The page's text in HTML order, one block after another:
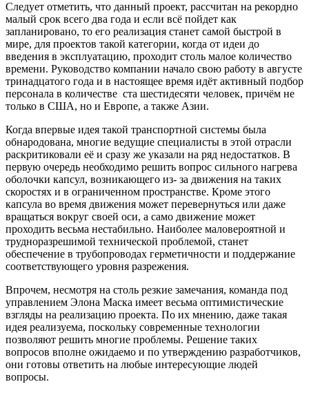
Следует отметить, что данный проект, рассчитан на рекордно
малый срок всего два года и если всё пойдет как
запланировано, то его реализация станет самой быстрой в
мире, для проектов такой категории, когда от идеи до
введения в эксплуатацию, проходит столь малое количество
времени. Руководство компании начало свою работу в августе
тринадцатого года и в настоящее время идёт активный подбор
персонала в количестве ста шестидесяти человек, причём не
только в США, но и Европе, а также Азии.
Когда впервые идея такой транспортной системы была
обнародована, многие ведущие специалисты в этой отрасли
раскритиковали её и сразу же указали на ряд недостатков. В
первую очередь необходимо решить вопрос сильного нагрева
оболочки капсул, возникающего из- за движения на таких
скоростях и в ограниченном пространстве. Кроме этого
капсула во время движения может перевернуться или даже
вращаться вокруг своей оси, а само движение может
проходить весьма нестабильно. Наиболее маловероятной и
трудноразрешимой технической проблемой, станет
обеспечение в трубопроводах герметичности и поддержание
соответствующего уровня разрежения.
Впрочем, несмотря на столь резкие замечания, команда под
управлением Элона Маска имеет весьма оптимистические
взгляды на реализацию проекта. По их мнению, даже такая
идея реализуема, поскольку современные технологии
позволяют решить многие проблемы. Решение таких
вопросов вполне ожидаемо и по утверждению разработчиков,
они готовы ответить на любые интересующие людей
вопросы.